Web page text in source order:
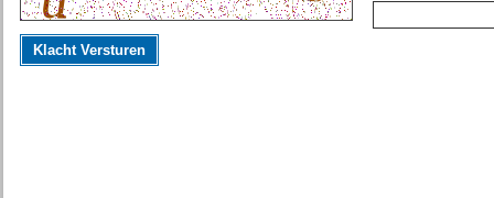
Klacht Versturen